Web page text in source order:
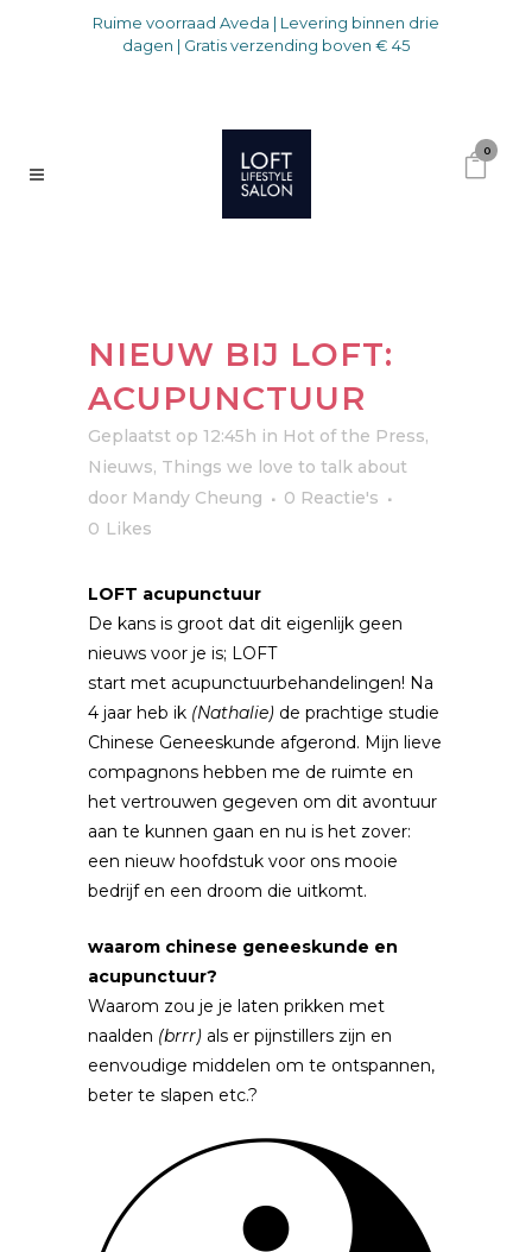
Ruime voorraad Aveda | Levering binnen drie
dagen | Gratis verzending boven € 45
0
NIEUW BIJ LOFT:
ACUPUNCTUUR
Geplaatst op 12:45h in Hot of the Press,
Nieuws, Things we love to talk about
door Mandy Cheung
0 Reactie's
0 Likes
LOFT acupunctuur
De kans is groot dat dit eigenlijk geen
nieuws voor je is; LOFT
start met acupunctuurbehandelingen! Na
4 jaar heb ik (Nathalie) de prachtige studie
Chinese Geneeskunde afgerond. Mijn lieve
compagnons hebben me de ruimte en
het vertrouwen gegeven om dit avontuur
aan te kunnen gaan en nu is het zover:
een nieuw hoofdstuk voor ons mooie
bedrijf en een droom die uitkomt.
waarom chinese geneeskunde en
acupunctuur?
Waarom zou je je laten prikken met
naalden (brrr) als er pijnstillers zijn en
eenvoudige middelen om te ontspannen,
beter te slapen etc.?